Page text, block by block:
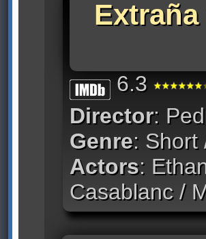
6.3
Director:
Genre: Short
Actors:
Casablanc /